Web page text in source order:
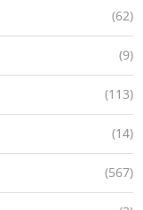
(62)
(9)
(113)
(14)
(567)